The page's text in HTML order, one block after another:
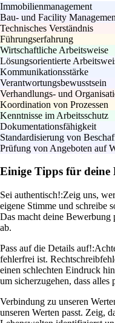
Immobilienmanagement
Bau- und Facility
Technisches Verständnis
Führungserfahrung
Wirtschaftliche Arbeitsweise
Lösungsorientierte
Kommunikationsstärke
Verantwortungsbewusstsein
Verhandlungs- und
Koordination von Prozessen
Kenntnisse im Arbeitsschutz
Dokumentationsfähigkeit
Standardisierung von
Prüfung von Angeboten auf
Einige Tipps für deine
Sei authentisch!:Zeig uns,
eigene Stimme und schreibe
Das macht deine Bewerbung
ab.
Pass auf die Details auf!:
fehlerfrei ist.
einen schlechten Eindruck
um sicherzugehen, dass alles
Verbindung zu unseren
unseren Werten passt. Zeig,